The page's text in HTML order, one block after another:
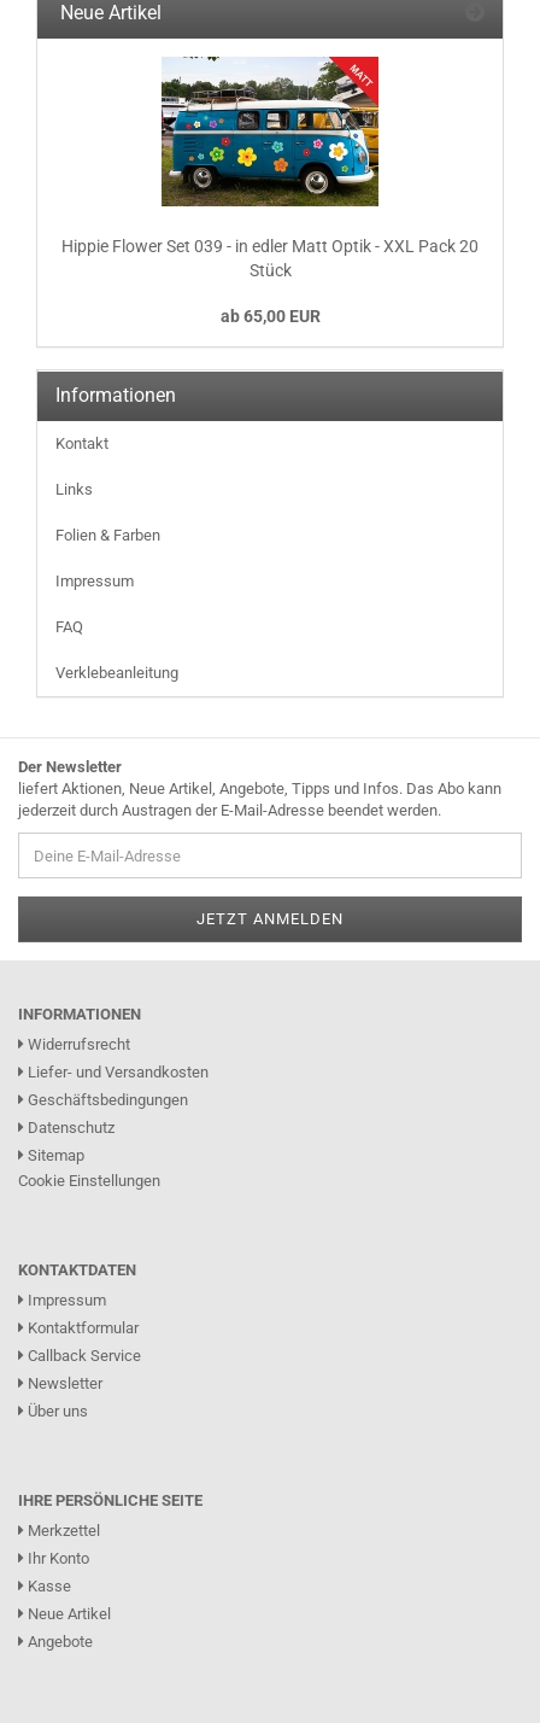
Neue Artikel
Hippie Flower Set 039 - in edler Matt Optik - XXL Pack 20
Stück
ab 65,00 EUR
Informationen
Kontakt
Links
Folien & Farben
Impressum
FAQ
Verklebeanleitung
Der Newsletter
liefert Aktionen, Neue Artikel, Angebote, Tipps und Infos. Das Abo kann
jederzeit durch Austragen der E-Mail-Adresse beendet werden.
INFORMATIONEN
Widerrufsrecht
Liefer- und Versandkosten
Geschäftsbedingungen
Datenschutz
Sitemap
Cookie Einstellungen
KONTAKTDATEN
Impressum
Kontaktformular
Callback Service
Newsletter
Über uns
IHRE PERSÖNLICHE SEITE
Merkzettel
Ihr Konto
Kasse
Neue Artikel
Angebote